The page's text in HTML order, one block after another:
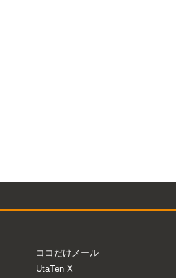
ココだけメール
UtaTen X